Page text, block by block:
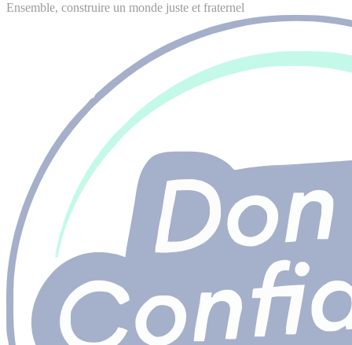
Ensemble, construire un monde juste et fraternel